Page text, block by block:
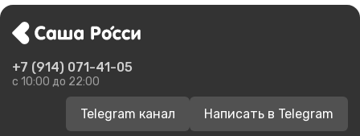
+7 (914) 071-41-05
c 10:00 до 22:00
Telegram канал Написать в Telegram